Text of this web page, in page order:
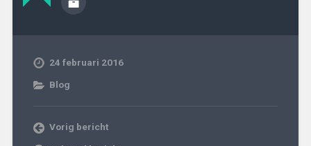
24 februari 2016
Blog
Vorig bericht